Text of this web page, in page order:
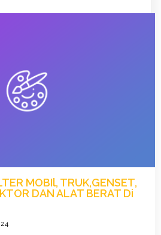
MOBIl, TRUK,GENSET,
DAN ALAT BERAT Di